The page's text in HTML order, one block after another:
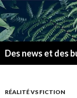
Des news et des
PRINCIPAL
RÉALITÉ VS FICTION